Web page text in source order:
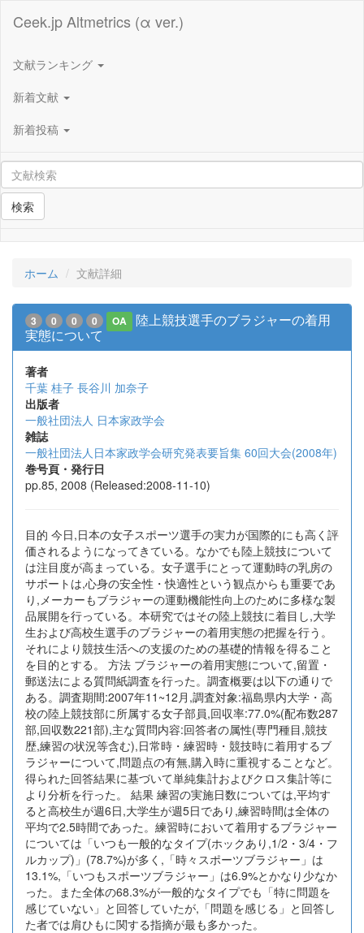
Ceek.jp Altmetrics (α ver.)
文献ランキング
新着文献
新着投稿
検索
ホーム 文献詳細
3 0 0 0 OA
陸上競技選手のブラジャーの着用
実態について
著者
千葉 桂子 長谷川 加奈子
出版者
一般社団法人 日本家政学会
雑誌
一般社団法人日本家政学会研究発表要旨集 60回大会(2008年)
巻号頁・発行日
pp.85, 2008 (Released:2008-11-10)
目的 今日,日本の女子スポーツ選手の実力が国際的にも高く評
価されるようになってきている。なかでも陸上競技について
は注目度が高まっている。女子選手にとって運動時の乳房の
サポートは,心身の安全性・快適性という観点からも重要であ
り,メーカーもブラジャーの運動機能性向上のために多様な製
品展開を行っている。本研究ではその陸上競技に着目し,大学
生および高校生選手のブラジャーの着用実態の把握を行う。
それにより競技生活への支援のための基礎的情報を得ること
を目的とする。 方法 ブラジャーの着用実態について,留置・
郵送法による質問紙調査を行った。調査概要は以下の通りで
ある。調査期間:2007年11~12月,調査対象:福島県内大学・高
校の陸上競技部に所属する女子部員,回収率:77.0%(配布数287
部,回収数221部),主な質問内容:回答者の属性(専門種目,競技
歴,練習の状況等含む),日常時・練習時・競技時に着用するブ
ラジャーについて,問題点の有無,購入時に重視することなど。
得られた回答結果に基づいて単純集計およびクロス集計等に
より分析を行った。 結果 練習の実施日数については,平均す
ると高校生が週6日,大学生が週5日であり,練習時間は全体の
平均で2.5時間であった。練習時において着用するブラジャー
については「いつも一般的なタイプ(ホックあり,1/2・3/4・フ
ルカップ)」(78.7%)が多く,「時々スポーツブラジャー」は
13.1%,「いつもスポーツブラジャー」は6.9%とかなり少なか
った。また全体の68.3%が一般的なタイプでも「特に問題を
感じていない」と回答していたが,「問題を感じる」と回答し
た者では肩ひもに関する指摘が最も多かった。